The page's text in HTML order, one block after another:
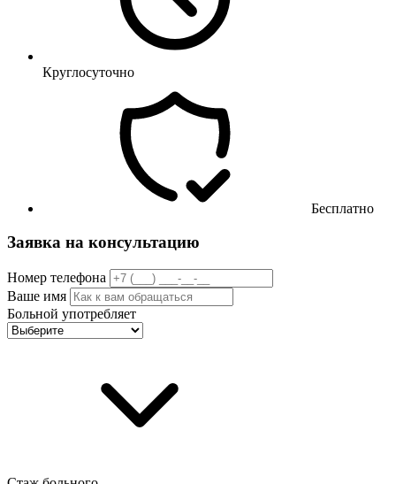
Круглосуточно
Бесплатно
Заявка на консультацию
Номер телефона
Ваше имя
Больной употребляет